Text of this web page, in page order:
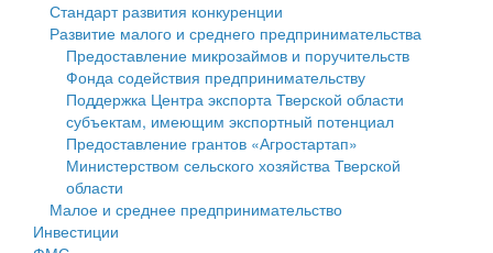
Туризм
Культура
Образование
Здравоохранение
Социальная защита
Фотоальбом
Управление сельскими территориями
Открытые данные
Работа с обращениями граждан
Муниципальный контроль
Муниципальные услуги
Проекты административных регламентов
Выявление правообладателей ранее учтенных
объектов недвижимости
Имущественная поддержка субъектов малого и
среднего предпринимательства
Информационная поддержка субъектов малого и
среднего предпринимательства
Стандарт развития конкуренции
Развитие малого и среднего предпринимательства
Предоставление микрозаймов и поручительств
Фонда содействия предпринимательству
Поддержка Центра экспорта Тверской области
субъектам, имеющим экспортный потенциал
Предоставление грантов «Агростартап»
Министерством сельского хозяйства Тверской
области
Малое и среднее предпринимательство
Инвестиции